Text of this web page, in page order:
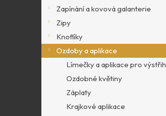
e
Zapínání a kovová galanterie
Zipy
Knoflíky
Ozdoby a aplikace
Límečky a aplikace pro výstřih
Ozdobné květiny
Záplaty
Krajkové aplikace